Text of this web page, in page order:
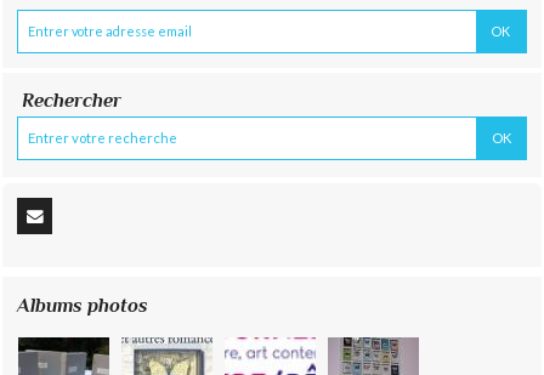
Rechercher
Albums photos